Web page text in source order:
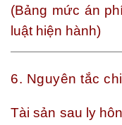
(Bảng mức án
luật hiện hành)
6. Nguyên tắc
Tài sản sau ly